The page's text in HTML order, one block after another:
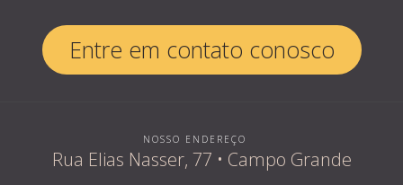
Entre em contato conosco
NOSSO ENDEREÇO
Rua Elias Nasser, 77 • Campo Grande